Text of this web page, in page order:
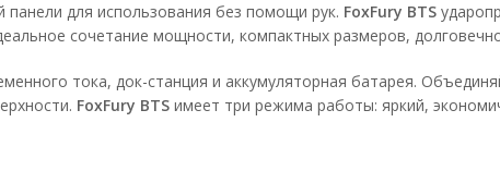
для использования без помощи рук. FoxFury BTS
сочетание мощности, компактных размеров,
тока, док-станция ​​и аккумуляторная батарея.
FoxFury BTS имеет три режима работы: яркий,